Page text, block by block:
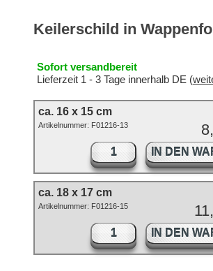
Keilerschild in
Sofort versandbereit
Lieferzeit 1 - 3 Tage innerhalb DE (
ca. 16 x 15 cm
Artikelnummer: F01216-13
IN DEN
ca. 18 x 17 cm
Artikelnummer: F01216-15
IN DEN